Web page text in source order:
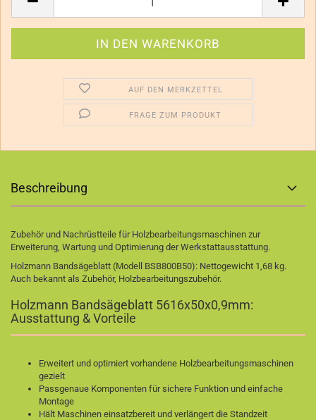
AUF DEN MERKZETTEL
FRAGE ZUM PRODUKT
Beschreibung
Zubehör und Nachrüstteile für Holzbearbeitungsmaschinen zur
Erweiterung, Wartung und Optimierung der Werkstattausstattung.
Holzmann Bandsägeblatt (Modell BSB800B50): Nettogewicht 1,68 kg.
Auch bekannt als Zubehör, Holzbearbeitungszubehör.
Holzmann Bandsägeblatt 5616x50x0,9mm:
Ausstattung & Vorteile
Erweitert und optimiert vorhandene Holzbearbeitungsmaschinen
gezielt
Passgenaue Komponenten für sichere Funktion und einfache
Montage
Hält Maschinen einsatzbereit und verlängert die Standzeit